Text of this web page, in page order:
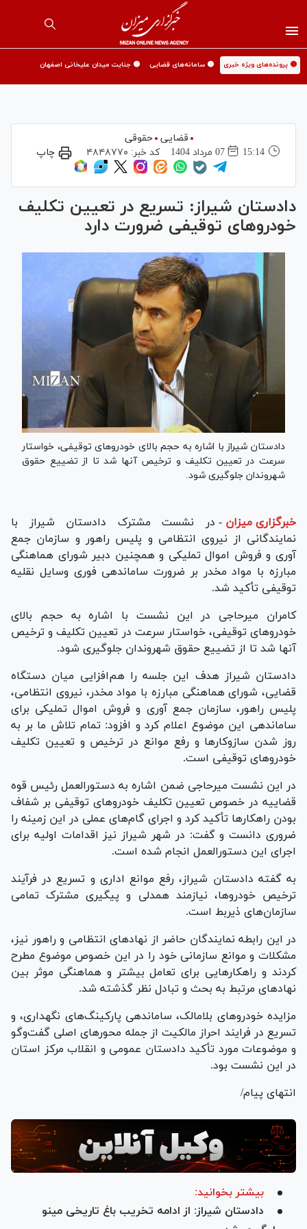
🟡 پرونده‌های ویژه خبری 🟡 سامانه‌های قضایی 🟡 جنایت میدان علیخانی اصفهان
قضایی حقوقی
15:14
07 مرداد 1404 کد خبر: ۴۸۴۸۷۷۰ چاپ
دادستان شیراز: تسریع در تعیین تکلیف
خودرو‌های توقیفی ضرورت دارد
دادستان شیراز با اشاره به حجم بالای خودرو‌های توقیفی، خواستار
سرعت در تعیین تکلیف و ترخیص آنها شد تا از تضییع حقوق
شهروندان جلوگیری شود.
خبرگزاری میزان - در نشست مشترک دادستان شیراز با
نمایندگانی از نیروی انتظامی و پلیس راهور و سازمان جمع
آوری و فروش اموال تملیکی و‌ همچنین دبیر شورای هماهنگی
مبارزه با مواد مخدر بر ضرورت ساماندهی فوری وسایل نقلیه
توقیفی تأکید شد.
کامران میرحاجی در این نشست با اشاره به حجم بالای
خودرو‌های توقیفی، خواستار سرعت در تعیین‌ تکلیف و ترخیص
آنها شد تا از تضییع حقوق شهروندان جلوگیری شود.
دادستان شیراز هدف این جلسه را هم‌افزایی میان دستگاه
قضایی، شورای هماهنگی مبارزه با مواد مخدر، نیروی انتظامی،
پلیس راهور، سازمان جمع آوری و فروش اموال تملیکی برای
ساماندهی این موضوع اعلام کرد و افزود: تمام تلاش ما بر به
روز شدن سازوکار‌ها و رفع موانع در ترخیص و تعیین تکلیف
خودرو‌های توقیفی است.
در این نشست میرحاجی ضمن اشاره به دستورالعمل رئیس قوه
قضاییه در خصوص تعیین تکلیف خودرو‌های توقیفی بر شفاف
بودن راهکار‌ها تأکید کرد و اجرای گام‌های عملی در این زمینه را
ضروری دانست و گفت: در شهر شیراز نیز اقدامات اولیه برای
اجرای این دستورالعمل انجام شده است.
به گفته دادستان شیراز، رفع موانع اداری و تسریع در فرآیند
ترخیص خودروها، نیازمند همدلی و پیگیری مشترک تمامی
سازمان‌های ذیربط است.
در این رابطه نمایندگان حاضر از نهاد‌های انتظامی و راهور نیز،
مشکلات و موانع سازمانی خود را در این خصوص موضوع مطرح
کردند و راهکار‌هایی برای تعامل بیشتر و هماهنگی موثر بین
نهاد‌های مرتبط به بحث و تبادل نظر گذشته شد.
مزایده خودرو‌های بلامالک، ساماندهی پارکینگ‌های نگهداری، و
تسریع در فرایند احراز مالکیت از جمله محور‌های اصلی گفت‌و‌گو
و موضوعات مورد تأکید دادستان عمومی و انقلاب مرکز استان
در این نشست بود.
انتهای پیام/
بیشتر بخوانید:
دادستان شیراز: از ادامه تخریب باغ تاریخی مینو